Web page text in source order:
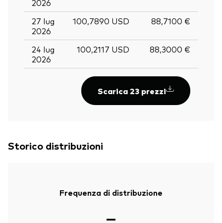
2026
27 lug
2026
100,7890 USD 88,7100 €
24 lug
2026
100,2117 USD 88,3000 €
Scarica 23 prezzi
Storico distribuzioni
Frequenza di distribuzione
—